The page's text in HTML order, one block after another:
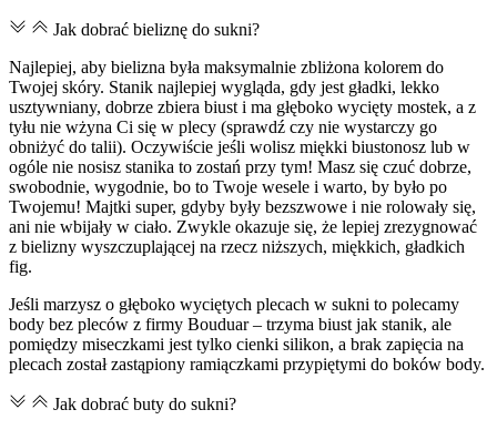
Jak dobrać bieliznę do sukni?
Najlepiej, aby bielizna była maksymalnie zbliżona kolorem do
Twojej skóry. Stanik najlepiej wygląda, gdy jest gładki, lekko
usztywniany, dobrze zbiera biust i ma głęboko wycięty mostek, a z
tyłu nie wżyna Ci się w plecy (sprawdź czy nie wystarczy go
obniżyć do talii). Oczywiście jeśli wolisz miękki biustonosz lub w
ogóle nie nosisz stanika to zostań przy tym! Masz się czuć dobrze,
swobodnie, wygodnie, bo to Twoje wesele i warto, by było po
Twojemu! Majtki super, gdyby były bezszwowe i nie rolowały się,
ani nie wbijały w ciało. Zwykle okazuje się, że lepiej zrezygnować
z bielizny wyszczuplającej na rzecz niższych, miękkich, gładkich
fig.
Jeśli marzysz o głęboko wyciętych plecach w sukni to polecamy
body bez pleców z firmy Bouduar – trzyma biust jak stanik, ale
pomiędzy miseczkami jest tylko cienki silikon, a brak zapięcia na
plecach został zastąpiony ramiączkami przypiętymi do boków body.
Jak dobrać buty do sukni?